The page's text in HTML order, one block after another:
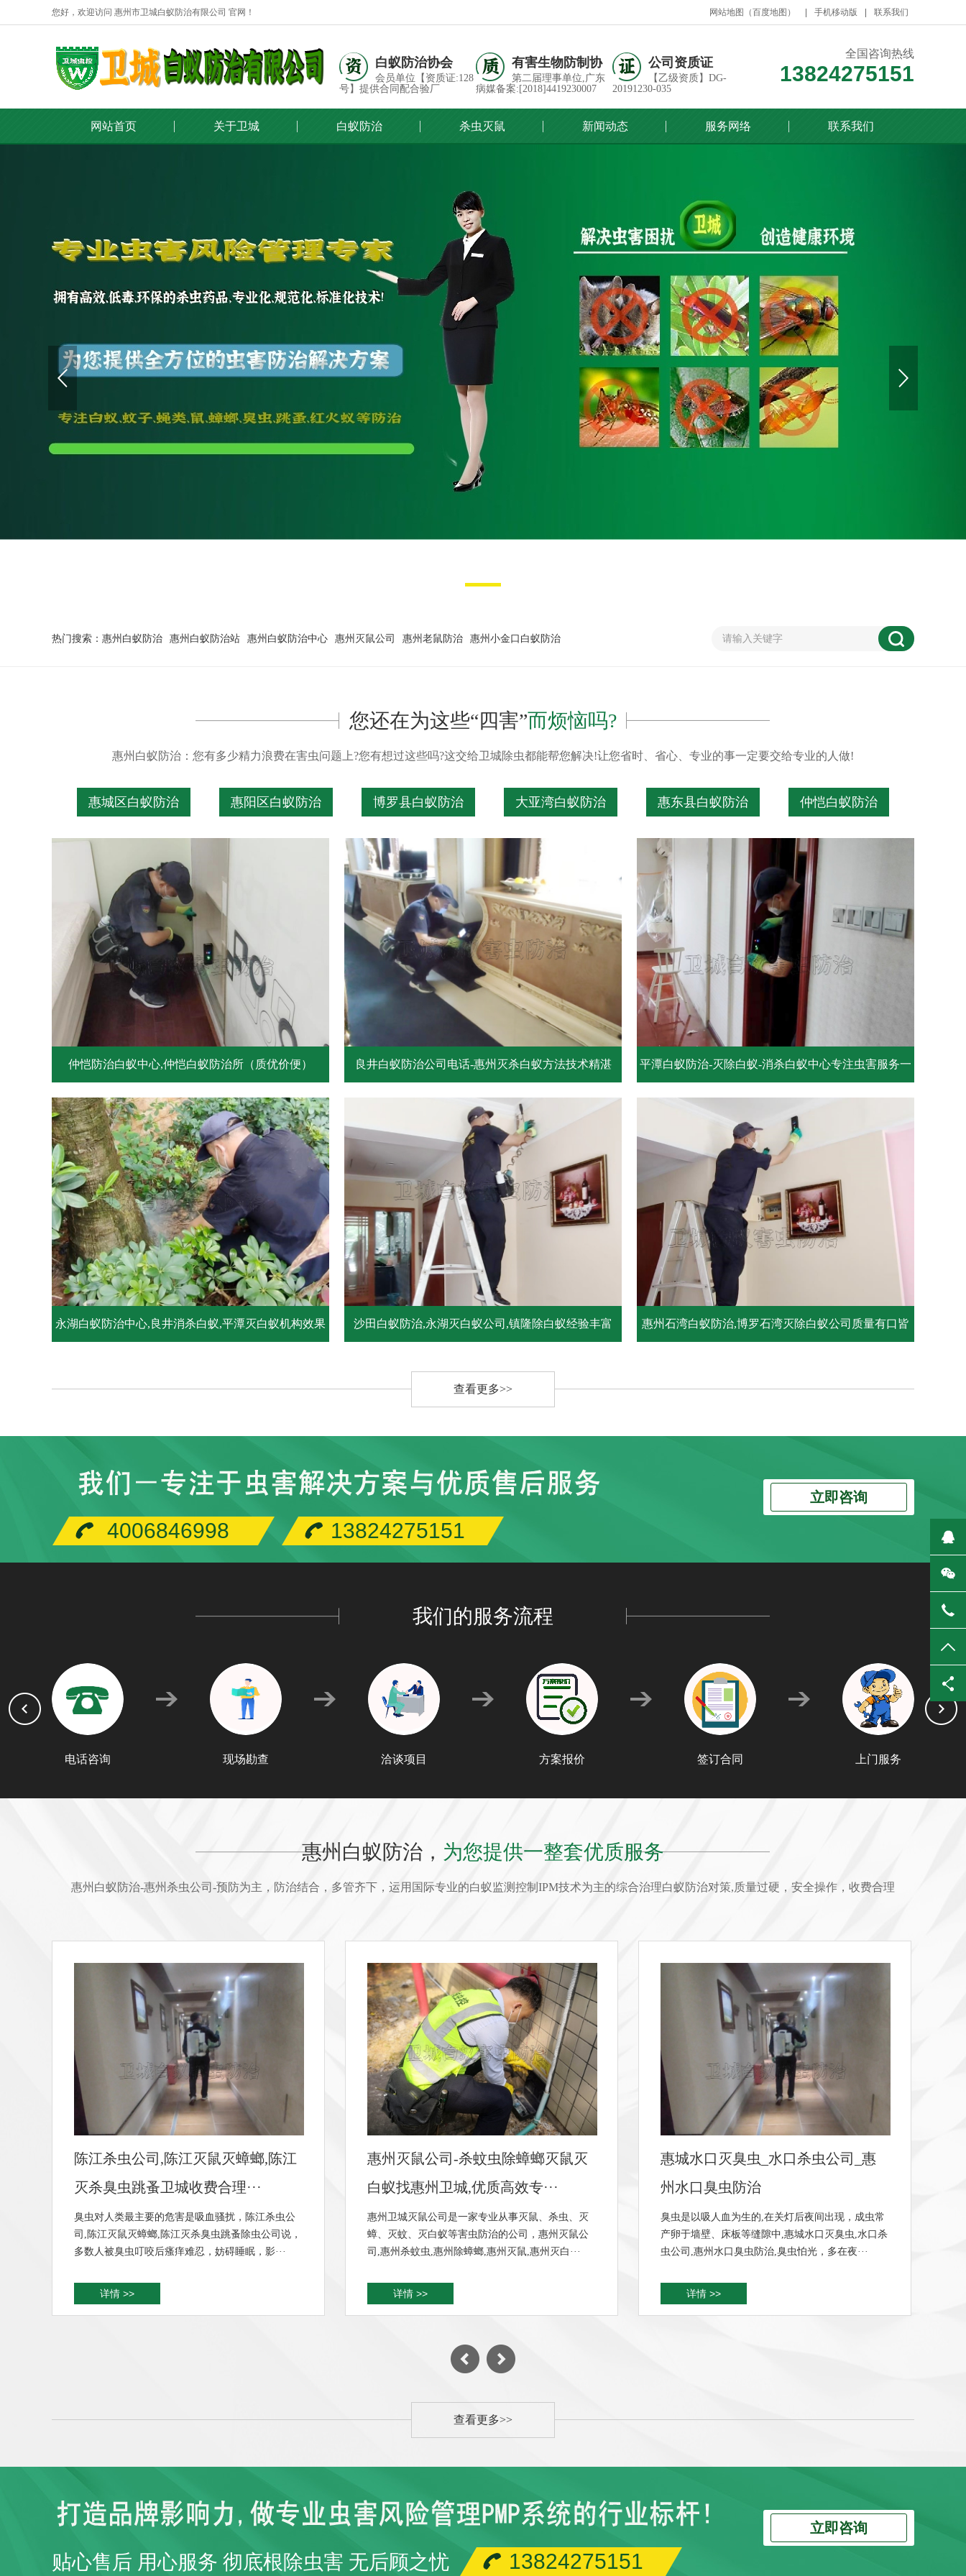
网站地图 （百度地图 ） 手机移动版 联系我们
您好，欢迎访问 惠州市卫城白蚁防治有限公司 官网！
白蚁防治协会
会员单位【资质证:128
号】提供合同配合验厂
有害生物防制协
第二届理事单位,广东
病媒备案:[2018]4419230007
公司资质证
【乙级资质】DG-
20191230-035
全国咨询热线
13824275151
网站首页 关于卫城 白蚁防治 杀虫灭鼠 新闻动态 服务网络 联系我们
热门搜索： 惠州白蚁防治 惠州白蚁防治站 惠州白蚁防治中心 惠州灭鼠公司 惠州老鼠防治 惠州小金口白蚁防治
您还在为这些“四害”而烦恼吗?
惠州白蚁防治：您有多少精力浪费在害虫问题上?您有想过这些吗?这交给卫城除虫都能帮您解决!让您省时、省心、专业的事一定要交给专业的人做!
惠城区白蚁防治 惠阳区白蚁防治 博罗县白蚁防治 大亚湾白蚁防治 惠东县白蚁防治 仲恺白蚁防治
仲恺防治白蚁中心,仲恺白蚁防治所（质优价便） 良井白蚁防治公司电话-惠州灭杀白蚁方法技术精湛 平潭白蚁防治-灭除白蚁-消杀白蚁中心专注虫害服务一
次见效
永湖白蚁防治中心,良井消杀白蚁,平潭灭白蚁机构效果 沙田白蚁防治,永湖灭白蚁公司,镇隆除白蚁经验丰富 惠州石湾白蚁防治,博罗石湾灭除白蚁公司质量有口皆
查看更多>>
立即咨询
4006846998 13824275151
我们的服务流程
电话咨询 现场勘查 洽谈项目 方案报价 签订合同 上门服务
惠州白蚁防治， 为您提供一整套优质服务
惠州白蚁防治-惠州杀虫公司-预防为主，防治结合，多管齐下，运用国际专业的白蚁监测控制IPM技术为主的综合治理白蚁防治对策,质量过硬，安全操作，收费合理
惠州灭鼠公司-杀蚊虫除蟑螂灭鼠灭
白蚁找惠州卫城,优质高效专···
惠州卫城灭鼠公司是一家专业从事灭鼠、杀虫、灭
蟑、灭蚊、灭白蚁等害虫防治的公司，惠州灭鼠公
司,惠州杀蚊虫,惠州除蟑螂,惠州灭鼠,惠州灭白···
详情 >>
惠城水口灭臭虫_水口杀虫公司_惠
州水口臭虫防治
臭虫是以吸人血为生的,在关灯后夜间出现，成虫常
产卵于墙壁、床板等缝隙中,惠城水口灭臭虫,水口杀
虫公司,惠州水口臭虫防治,臭虫怕光，多在夜···
详情 >>
惠城汝湖宿舍灭臭虫_汝湖杀臭虫公
司_惠州汝湖臭虫防治消杀彻···
灭杀清除臭虫是一件比较麻烦的工作,寻找臭虫的聚
集地,然后集体铲除,惠城汝湖宿舍灭臭虫,汝湖杀臭
虫公司,惠州汝湖臭虫防治消杀彻底,一般而言···
详情 >>
查看更多>>
立即咨询
贴心售后 用心服务 彻底根除虫害 无后顾之忧 13824275151
在
微